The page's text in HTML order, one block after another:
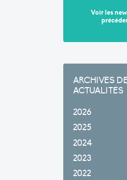
Voir les
ARCHIVES
ACTUALITÉS
2026
2025
2024
2023
2022